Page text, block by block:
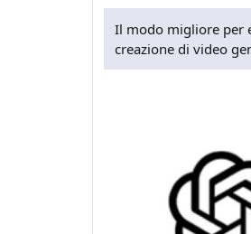
Il modo migliore per
creazione di video